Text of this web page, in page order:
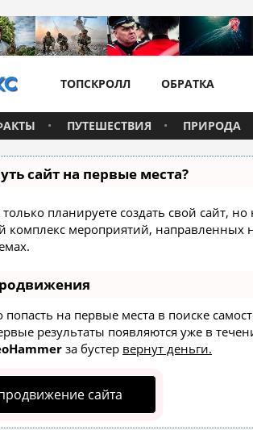
ТОПСКРОЛЛ ОБРАТКА
ПУТЕШЕСТВИЯ ПРИРОДА
сайт на первые места?
планируете создать свой сайт,
комплекс мероприятий,
попасть на первые места в поиске
результаты появляются уже в
за бустер вернут деньги.
сайта